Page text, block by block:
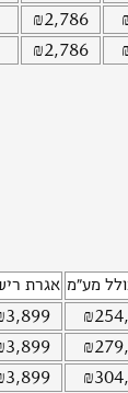
₪2,786
₪2,786
מע"מ אגרת
₪
3,899
₪
3,899
₪
3,899